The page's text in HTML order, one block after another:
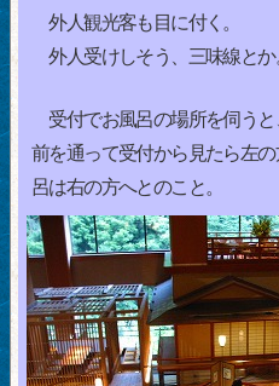
外人観光客も目に付く。
外人受けしそう、三味線とか
受付でお風呂の場所を伺う
前を通って受付から見たら左
呂は右の方へとのこと。